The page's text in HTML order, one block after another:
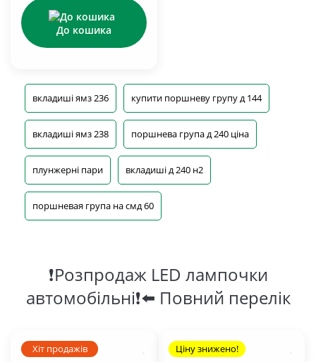
До кошика
вкладиші ямз 236 купити поршневу групу д 144
вкладиші ямз 238 поршнева група д 240 ціна
плунжерні пари вкладиші д 240 н2
поршневая група на смд 60
❗Розпродаж LED лампочки
автомобільні❗⬅️ Повний перелік
Хіт продажів
Ціну знижено!